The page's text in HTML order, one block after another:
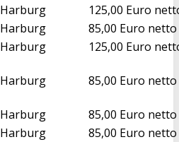
Harburg
125,00 Euro
Harburg
85,00 Euro netto
Harburg 125,00 Euro
Harburg 85,00 Euro netto
Harburg
85,00 Euro netto
Harburg
85,00 Euro netto